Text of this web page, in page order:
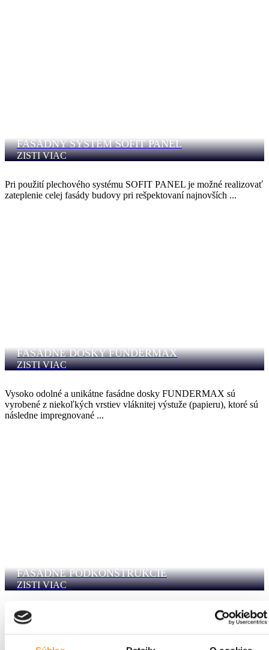
FASÁDNY SYSTÉM SOFIT PANEL
ZISTI VIAC
Pri použití plechového systému SOFIT PANEL je možné realizovať
zateplenie celej fasády budovy pri rešpektovaní najnovších ...
FASÁDNE DOSKY FUNDERMAX
ZISTI VIAC
Vysoko odolné a unikátne fasádne dosky FUNDERMAX sú
vyrobené z niekoľkých vrstiev vláknitej výstuže (papieru), ktoré sú
následne impregnované ...
FASÁDNE PODKONŠTRUKCIE
ZISTI VIAC
Kovová nosná konštrukcia pod fasádou pozostáva z konzol, ktoré sa
spolu s podložkou kotvia do nosnej steny pomocou kotiev
dimenzovaných vždy podľa ...